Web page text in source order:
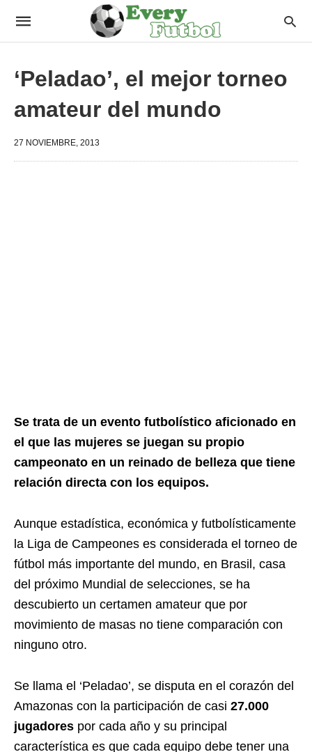
‘Peladao’, el mejor torneo
amateur del mundo
27 NOVIEMBRE, 2013
Se trata de un evento futbolístico aficionado en
el que las mujeres se juegan su propio
campeonato en un reinado de belleza que tiene
relación directa con los equipos.
Aunque estadística, económica y futbolísticamente
la Liga de Campeones es considerada el torneo de
fútbol más importante del mundo, en Brasil, casa
del próximo Mundial de selecciones, se ha
descubierto un certamen amateur que por
movimiento de masas no tiene comparación con
ninguno otro.
Se llama el ‘Peladao’, se disputa en el corazón del
Amazonas con la participación de casi 27.000
jugadores por cada año y su principal
característica es que cada equipo debe tener una